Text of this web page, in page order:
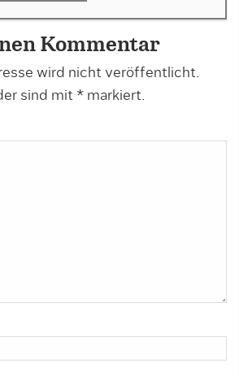
Kommentar
wird nicht veröffentlicht.
sind mit * markiert.